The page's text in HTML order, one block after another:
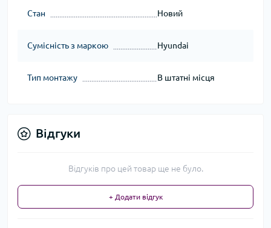
Стан Новий
Сумісність з маркою Hyundai
Тип монтажу В штатні місця
Відгуки
Відгуків про цей товар ще не було.
+ Додати відгук